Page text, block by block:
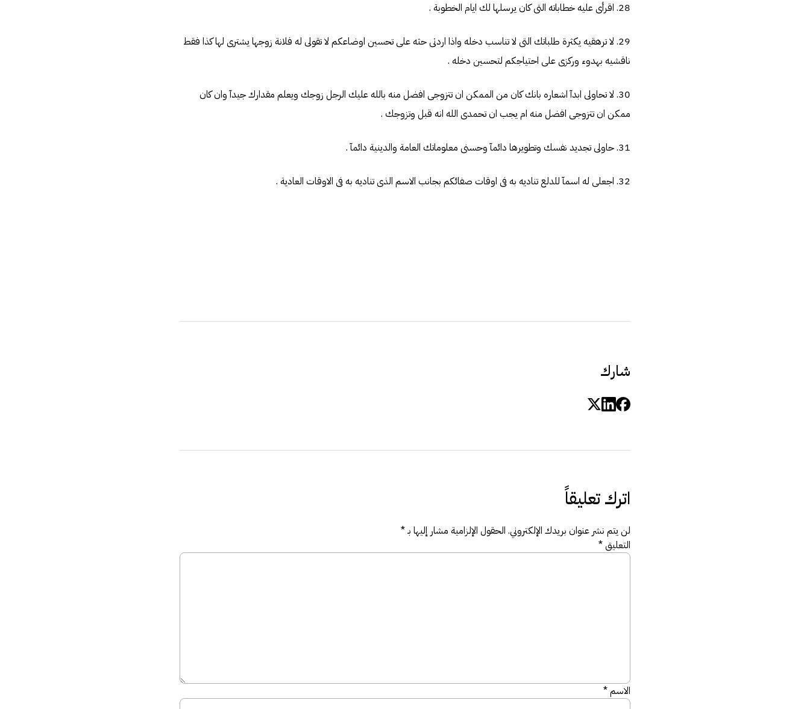
28. اقرأى عليه خطاباته التى كان يرسلها لك ايام الخطوبة .
29. لا ترهقيه يكثرة طلباتك التى لا تناسب دخله واذا اردتى حثه على تحسين اوضاعكم لا تقولى له فلانة زوجها يشترى لها كذا فقط
ناقشيه بهدوء وركزى على احتياجكم لتحسين دخله .
30. لا تحاولى ابدآ اشعاره بانك كان من الممكن ان تتزوجى افضل منه بالله عليك الرجل زوجك ويعلم مقدارك جيدآ وان كان
ممكن ان تتزوجى افضل منه ام يجب ان تحمدى الله انه قبل وتزوجك .
31. حاولى تجديد نفسك وتطويرها دائمآ وحسنى معلوماتك العامة والدينية دائمآ .
32. اجعلى له اسمآ للدلع تناديه به فى اوقات صفائكم بجانب الاسم الذى تناديه به فى الاوقات العادية .
شارك
اترك تعليقاً
لن يتم نشر عنوان بريدك الإلكتروني. الحقول الإلزامية مشار إليها بـ*
التعليق*
الاسم*